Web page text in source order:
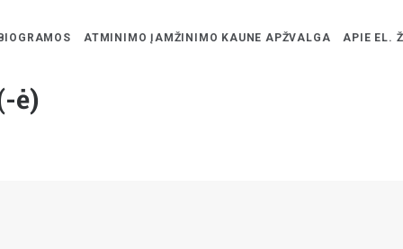
ATMINIMO ĮAMŽINIMO KAUNE APŽVALGA APIE EL.
ė)